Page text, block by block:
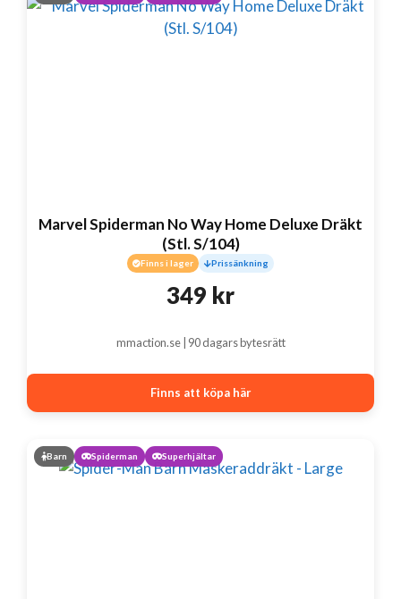
Marvel Spiderman No Way Home Deluxe Dräkt
(Stl. S/104)
Finns i lager Prissänkning
349 kr
mmaction.se | 90 dagars bytesrätt
Finns att köpa här
Barn Spiderman Superhjältar